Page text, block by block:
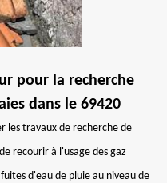
pour la recherche
dans le 69420
les travaux de recherche de
recourir à l'usage des gaz
d'eau de pluie au niveau de